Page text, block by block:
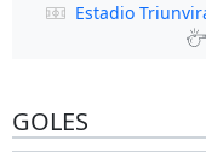
Estadio
GOLES